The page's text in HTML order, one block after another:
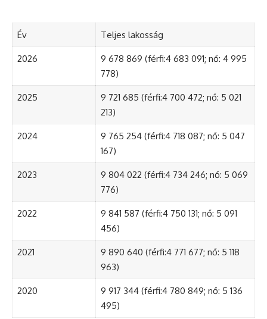
Év Teljes lakosság
2026
9 678 869 (férfi:4 683 091; nő: 4 995
778)
2025
9 721 685 (férfi:4 700 472; nő: 5 021
213)
2024
9 765 254 (férfi:4 718 087; nő: 5 047
167)
2023
9 804 022 (férfi:4 734 246; nő: 5 069
776)
2022
9 841 587 (férfi:4 750 131; nő: 5 091
456)
2021
9 890 640 (férfi:4 771 677; nő: 5 118
963)
2020
9 917 344 (férfi:4 780 849; nő: 5 136
495)